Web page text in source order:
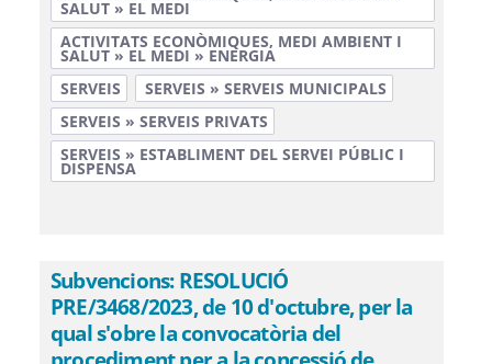
SALUT » EL MEDI
ACTIVITATS ECONÒMIQUES, MEDI AMBIENT I
SALUT » EL MEDI » ENERGIA
SERVEIS
SERVEIS » SERVEIS MUNICIPALS
SERVEIS » SERVEIS PRIVATS
SERVEIS » ESTABLIMENT DEL SERVEI PÚBLIC I
DISPENSA
Subvencions: RESOLUCIÓ
PRE/3468/2023, de 10 d'octubre, per la
qual s'obre la convocatòria del